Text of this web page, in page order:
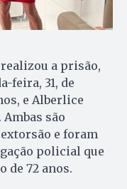
realizou a prisão,
feira, 31, de
e Alberlice
Ambas são
e foram
policial que
de 72 anos.